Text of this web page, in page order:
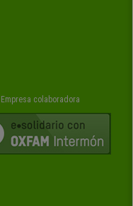
Empresa colaboradora